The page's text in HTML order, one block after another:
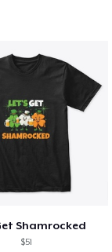
Shamrocked
$51